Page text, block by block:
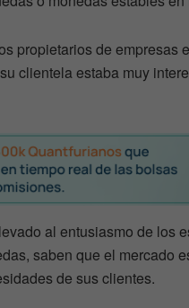
propietarios de empresas
clientela estaba muy
al entusiasmo de los
saben que el mercado
de sus clientes.